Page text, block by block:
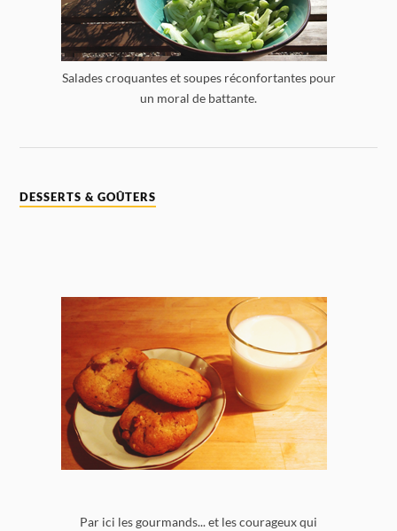
Salades croquantes et soupes réconfortantes pour
un moral de battante.
DESSERTS & GOÛTERS
Par ici les gourmands... et les courageux qui